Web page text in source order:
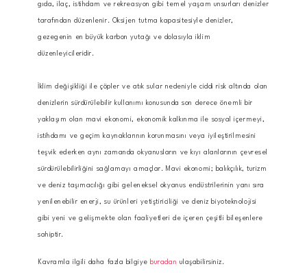
gıda, ilaç, istihdam ve rekreasyon gibi temel yaşam unsurları denizler
tarafından düzenlenir. Oksijen tutma kapasitesiyle denizler,
gezegenin en büyük karbon yutağı ve dolasıyla iklim
düzenleyicileridir.
İklim değişikliği ile çöpler ve atık sular nedeniyle ciddi risk altında olan
denizlerin sürdürülebilir kullanımı konusunda son derece önemli bir
yaklaşım olan mavi ekonomi, ekonomik kalkınma ile sosyal içermeyi,
istihdamı ve geçim kaynaklarının korunmasını veya iyileştirilmesini
teşvik ederken aynı zamanda okyanusların ve kıyı alanlarının çevresel
sürdürülebilirliğini sağlamayı amaçlar. Mavi ekonomi; balıkçılık, turizm
ve deniz taşımacılığı gibi geleneksel okyanus endüstrilerinin yanı sıra
yenilenebilir enerji, su ürünleri yetiştiriciliği ve deniz biyoteknolojisi
gibi yeni ve gelişmekte olan faaliyetleri de içeren çeşitli bileşenlere
sahiptir.
Kavramla ilgili daha fazla bilgiyeburadan ulaşabilirsiniz.